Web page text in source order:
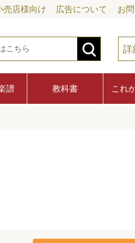
売店様向け 広告について お
詳
譜 教科書 これ